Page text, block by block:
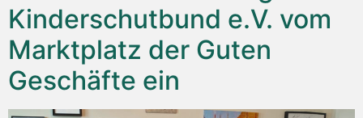
Kinderschutbund e.V. vom
Marktplatz der Guten
Geschäfte ein